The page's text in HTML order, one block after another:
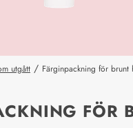
utgått / Färginpackning för brunt
FÖR